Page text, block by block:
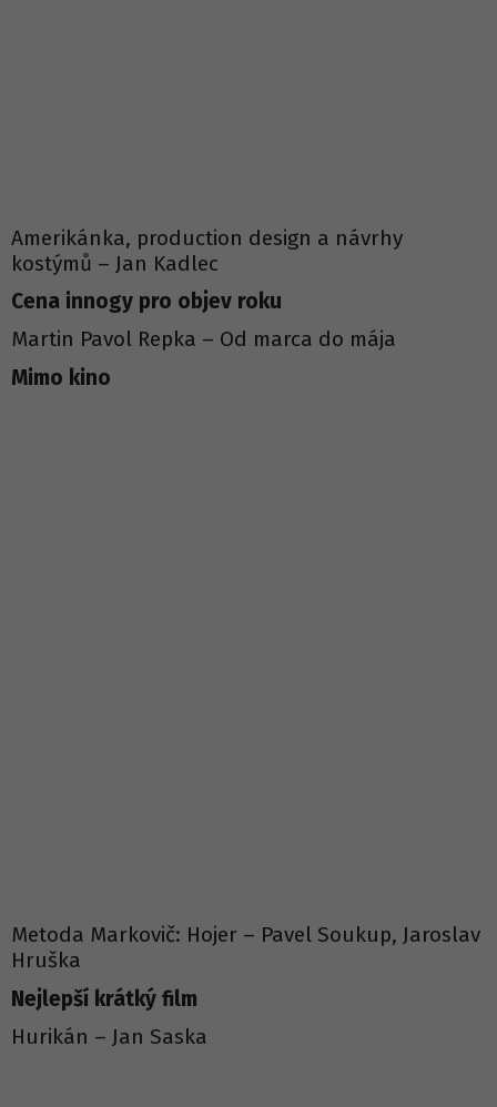
Amerikánka, production design a návrhy
kostýmů – Jan Kadlec
Cena innogy pro objev roku
Martin Pavol Repka – Od marca do mája
Mimo kino
Metoda Markovič: Hojer – Pavel Soukup, Jaroslav
Hruška
Nejlepší krátký film
Hurikán – Jan Saska